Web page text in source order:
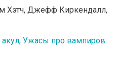
Хэтч, Джефф Киркендалл,
, Ужасы про вампиров